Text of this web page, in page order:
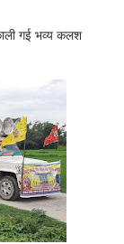
गई भव्य कलश